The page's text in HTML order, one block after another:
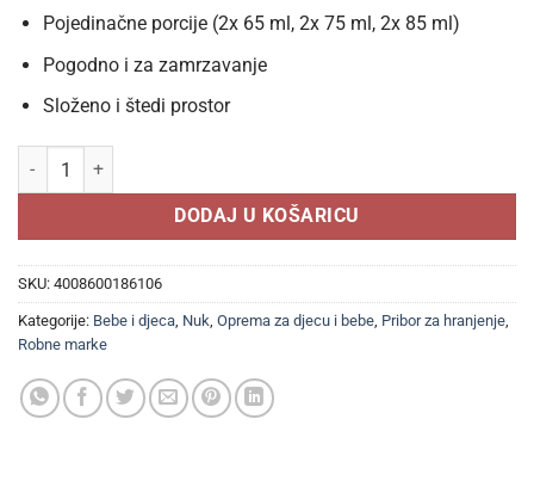
Pojedinačne porcije (2x 65 ml, 2x 75 ml, 2x 85 ml)
Pogodno i za zamrzavanje
Složeno i štedi prostor
NUK Posude za hranu 6 komada količina
DODAJ U KOŠARICU
SKU: 4008600186106
Kategorije: Bebe i djeca Nuk Oprema za djecu i bebe Pribor za hranjenje
Robne marke